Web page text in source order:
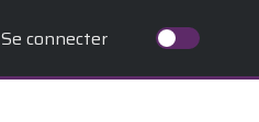
Se connecter